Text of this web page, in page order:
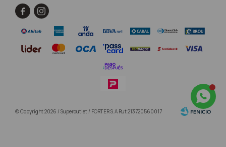
 
© Copyright 2026 / Superoutlet / FORTER S.A Rut 213720560017